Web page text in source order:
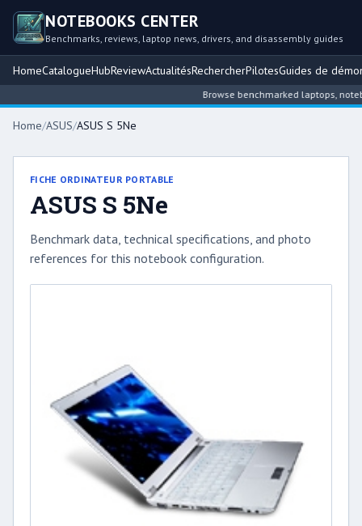
NOTEBOOKS CENTER
Benchmarks, reviews, laptop news, drivers, and disassembly guides
HomeCatalogueHubReviewActualitésRechercherPilotesGuides de
Browse benchmarked laptops,
Home/ASUS/ASUS S 5Ne
FICHE ORDINATEUR PORTABLE
ASUS S 5Ne
Benchmark data, technical specifications, and photo
references for this notebook configuration.